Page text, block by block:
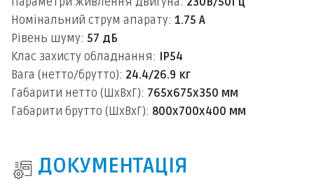
Номінальний струм апарату: 1.75 А
Рівень шуму: 57 дБ
Клас захисту обладнання: IP54
Вага (нетто/брутто): 24.4/26.9 кг
Габарити нетто (ШхВхГ): 765х675х350 мм
Габарити брутто (ШхВхГ): 800х700х400 мм
ДОКУМЕНТАЦІЯ